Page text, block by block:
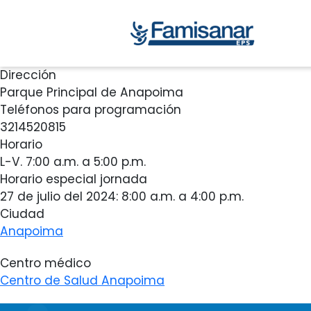
Dirección
Parque Principal de Anapoima
Teléfonos para programación
3214520815
Horario
L-V. 7:00 a.m. a 5:00 p.m.
Horario especial jornada
27 de julio del 2024: 8:00 a.m. a 4:00 p.m.
Ciudad
Anapoima
Centro médico
Centro de Salud Anapoima